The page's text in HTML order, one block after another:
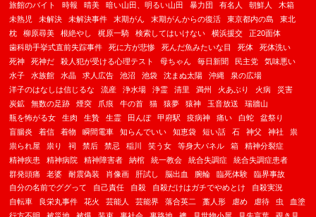
旅館のバイト
時報 晴美 暗い山田、明るい山田 暴力団 有名人 朝鮮人
木箱
未熟児
未解決 未解決事件 末期がん 末期がんからの復活 東京都内の島
東北
枕
柳原尋美 根絶やし 梶原一騎 検索してはいけない 横浜援交
正20面体
歯科助手挙式直前失踪事件
死に方が悲惨 死んだ魚みたいな目 死体
死体洗い
死神
死神だ 殺人犯が受ける心理テスト 母ちゃん 毎日新聞 民主党
気味悪い
水子
水族館 水晶 求人広告 池沼 池袋 沈まぬ太陽 沖縄
泉の広場
洋子のはなしは信じるな
流産 浄水場 浄霊 清里 満州 火あぶり 火病
災害
炭鉱
無数の足跡 煙突 爪痕 牛の首 猫 猿夢 猿神 玉音放送
瑞牆山
瓶を怖がる女
生肉 生贄 生霊 田んぼ 甲府駅 疫病神 痛い 白蛇
盆祭り
盲腸炎
着信 着物 瞬間電車 知らんでいい 知恵袋 短い話 石 神父 神社
祟
祟られ屋
祟り 祠 禁后 禁忌 稲川 笑う女 等身大パネル 箱
精神分裂症
精神疾患
精神病院 精神障害者 納棺 統一教会 統合失調症
統合失調症患者
群発頭痛
老婆 耐震偽装 肖像画 肝試し 脳出血 腕輪 臨死体験
臨界事故
自分の名前でググって
自己責任 自殺 自殺だけはガチでやめとけ
自殺実況
自転車
良栄丸事件 花火 芸能人 芸能界 落合英二 藁人形 虐め 虐待 虫
血塗